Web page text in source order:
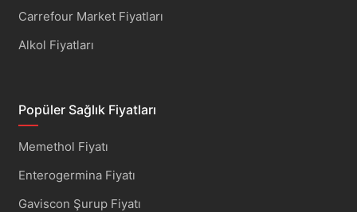
Carrefour Market Fiyatları
Alkol Fiyatları
Popüler Sağlık Fiyatları
Memethol Fiyatı
Enterogermina Fiyatı
Gaviscon Şurup Fiyatı